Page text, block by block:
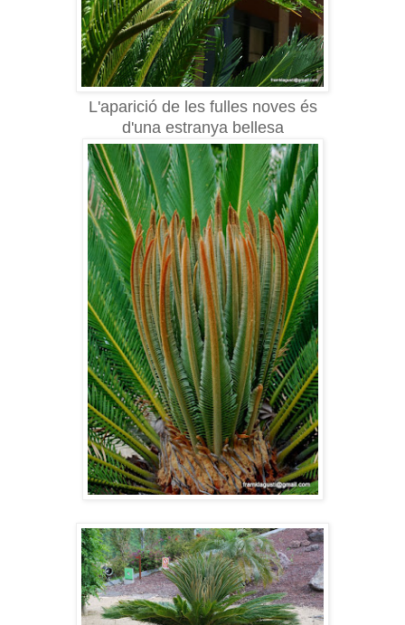
L'aparició de les fulles noves és
d'una estranya bellesa